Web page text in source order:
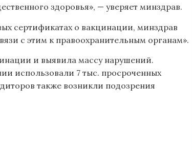
здоровья», — уверяет минздрав.
сертификатах о вакцинации, минздрав
с этим к правоохранительным органам».
и выявила массу нарушений.
использовали 7 тыс. просроченных
также возникли подозрения